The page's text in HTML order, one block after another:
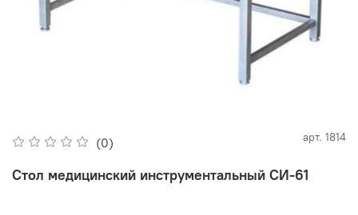
(0) арт. 1814
Стол медицинский инструментальный СИ-61